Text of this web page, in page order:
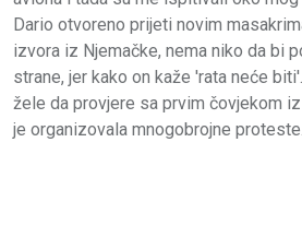
Dario otvoreno prijeti novim
izvora iz Njemačke, nema niko da bi
strane, jer kako on kaže 'rata neće
žele da provjere sa prvim čovjekom
je organizovala mnogobrojne proteste.